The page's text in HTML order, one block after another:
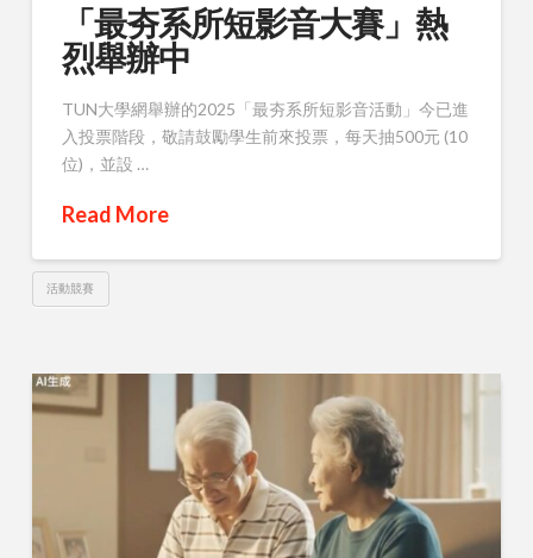
「最夯系所短影音大賽」熱
烈舉辦中
TUN大學網舉辦的2025「最夯系所短影音活動」今已進
入投票階段，敬請鼓勵學生前來投票，每天抽500元 (10
位)，並設 …
Read More
活動競賽